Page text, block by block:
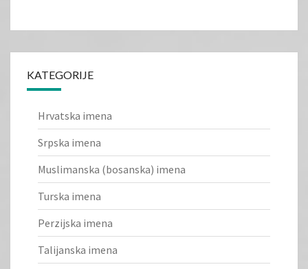
KATEGORIJE
Hrvatska imena
Srpska imena
Muslimanska (bosanska) imena
Turska imena
Perzijska imena
Talijanska imena